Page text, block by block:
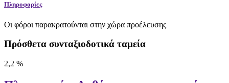
Πληροφορίες
Οι φόροι παρακρατούνται στην χώρα προέλευσης
Πρόσθετα συνταξιοδοτικά ταμεία
2,2 %